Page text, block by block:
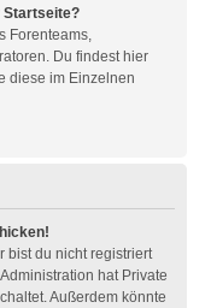
Startseite?
Forenteams,
Du findest hier
diese im Einzelnen
bist du nicht registriert
hat Private
Außerdem könnte